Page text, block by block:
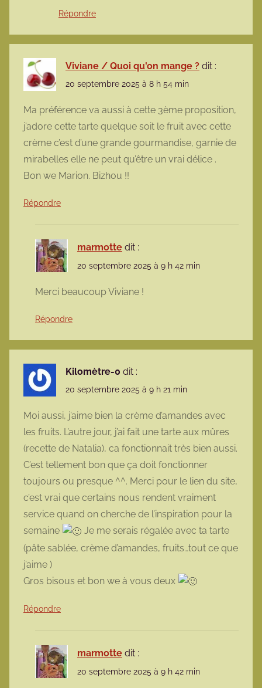
Répondre
Viviane / Quoi qu'on mange ? dit :
20 septembre 2025 à 8 h 54 min
Ma préférence va aussi à cette 3ème proposition,
j’adore cette tarte quelque soit le fruit avec cette
crème c’est d’une grande gourmandise, garnie de
mirabelles elle ne peut qu’être un vrai délice .
Bon we Marion. Bizhou !!
Répondre
marmotte dit :
20 septembre 2025 à 9 h 42 min
Merci beaucoup Viviane !
Répondre
Kilomètre-0 dit :
20 septembre 2025 à 9 h 21 min
Moi aussi, j’aime bien la crème d’amandes avec
les fruits. L’autre jour, j’ai fait une tarte aux mûres
(recette de Natalia), ca fonctionnait très bien aussi.
C’est tellement bon que ça doit fonctionner
toujours ou presque ^^. Merci pour le lien du site,
c’est vrai que certains nous rendent vraiment
service quand on cherche de l’inspiration pour la
semaine
Je me serais régalée avec ta tarte
(pâte sablée, crème d’amandes, fruits…tout ce que
j’aime )
Gros bisous et bon we à vous deux
Répondre
marmotte dit :
20 septembre 2025 à 9 h 42 min